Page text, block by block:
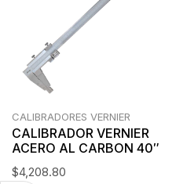
CALIBRADORES VERNIER
CALIBRADOR VERNIER
ACERO AL CARBON 40″
$4,208.80